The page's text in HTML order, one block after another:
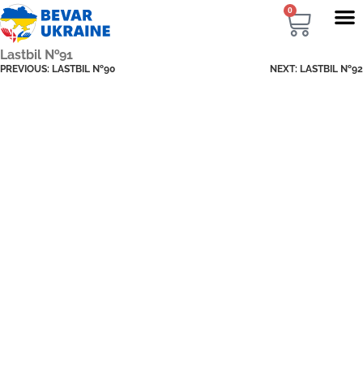
0
Lastbil №91
PREVIOUS: LASTBIL №90 NEXT: LASTBIL №92